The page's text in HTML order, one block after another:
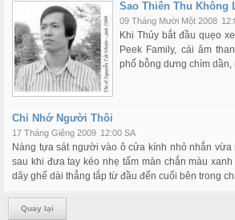
Sao Thiên Thu Không
09 Tháng Mười Một 2008
Khi Thủy bắt đầu quẹo
Peek Family, cái âm
phố bỗng dưng chìm dần,
Chỉ Nhớ Người Thôi
17 Tháng Giêng 2009 12:00 SA
Nàng tựa sát người vào ô cửa kính nhỏ nhắn
sau khi đưa tay kéo nhẹ tấm màn chắn màu
dãy ghế dài thẳng tắp từ đầu đến cuối bên trong
Quay lại